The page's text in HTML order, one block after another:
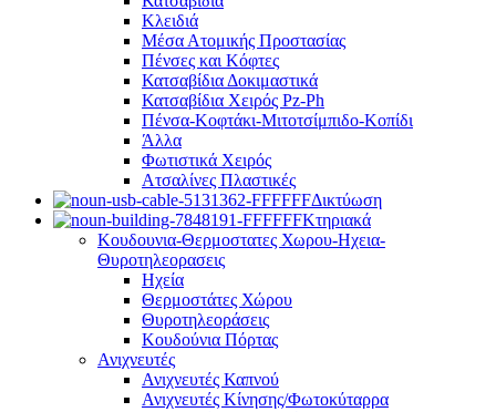
Κλειδιά
Μέσα Ατομικής Προστασίας
Πένσες και Κόφτες
Κατσαβίδια Δοκιμαστικά
Κατσαβίδια Χειρός Pz-Ph
Πένσα-Κοφτάκι-Μιτοτσίμπιδο-Κοπίδι
Άλλα
Φωτιστικά Χειρός
Ατσαλίνες Πλαστικές
Δικτύωση
Κτηριακά
Κουδουνια-Θερμοστατες Χωρου-Ηχεια-
Θυροτηλεορασεις
Ηχεία
Θερμοστάτες Χώρου
Θυροτηλεοράσεις
Κουδούνια Πόρτας
Ανιχνευτές
Ανιχνευτές Καπνού
Ανιχνευτές Κίνησης/Φωτοκύταρρα